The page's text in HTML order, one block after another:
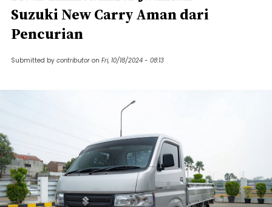
Suzuki New Carry Aman dari
Pencurian
Submitted by contributor on Fri, 10/18/2024 - 08:13